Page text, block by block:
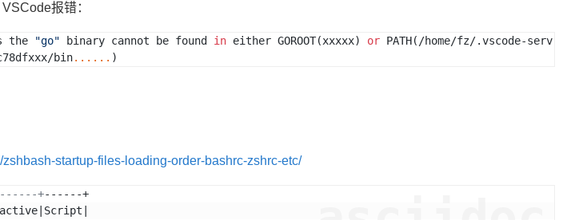
报错：
the "go" binary cannot be found in either GOROOT(xxxxx) or PATH(/home/fz/.vscode-serv
bin.. .. .. )
startup-files-loading-order-bashrc-zshrc-etc/
+------+